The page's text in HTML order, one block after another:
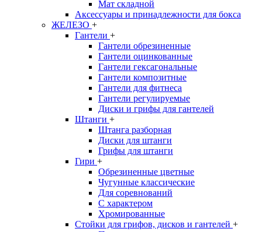
Мат складной
Аксессуары и принадлежности для бокса
ЖЕЛЕЗО +
Гантели +
Гантели обрезиненные
Гантели оцинкованные
Гантели гексагональные
Гантели композитные
Гантели для фитнеса
Гантели регулируемые
Диски и грифы для гантелей
Штанги +
Штанга разборная
Диски для штанги
Грифы для штанги
Гири +
Обрезиненные цветные
Чугунные классические
Для соревнований
С характером
Хромированные
Стойки для грифов, дисков и гантелей +